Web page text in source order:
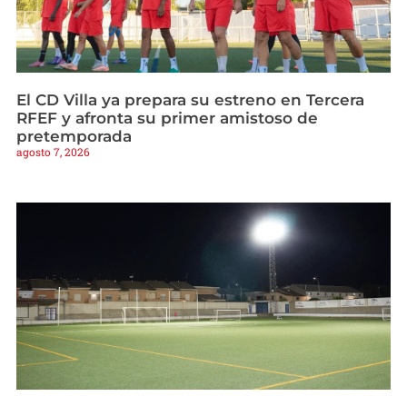
El CD Villa ya prepara su estreno en Tercera
RFEF y afronta su primer amistoso de
pretemporada
agosto 7, 2026